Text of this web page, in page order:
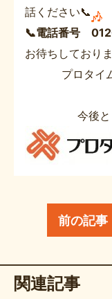
話ください📞
📞電話番号
お待ちしており
プロタイ
今後
前の記事
関連記事